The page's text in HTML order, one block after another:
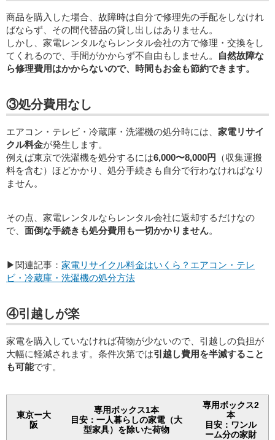
商品を購入した場合、故障時は自分で修理先の手配をしなけれ
ばならず、その間代替品の貸し出しはありません。
しかし、家電レンタルならレンタル会社の方で修理・交換をし
てくれるので、手間がかからず不自由もしません。
自然故障な
ら修理費用はかからないので、時間もお金も節約できます。
③処分費用なし
エアコン・テレビ・冷蔵庫・洗濯機の処分時には、 家電リサイ
クル料金が発生します。
例えば東京で洗濯機を処分するには6,000〜8,000円
（収集運搬
料を含む）ほどかかり、処分手続きも自分で行わなければなり
ません。
その点、家電レンタルならレンタル会社に返却するだけなの
で、 面倒な手続きも処分費用も一切かかりません。
▶関連記事： 家電リサイクル料金はいくら？エアコン・テレ
ビ・冷蔵庫・洗濯機の処分方法
④引越しが楽
家電を購入していなければ荷物が少ないので、引越しの負担が
大幅に軽減されます。条件次第では引越し費用を半減すること
も可能です。
東京ー大
阪
専用ボックス1本
目安：一人暮らしの家電（大
型家具）を除いた荷物
専用ボックス2
本
目安：ワンル
ーム分の家財